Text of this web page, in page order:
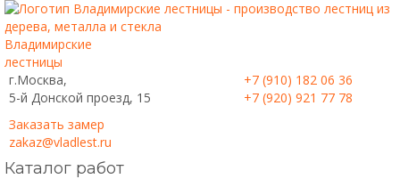
Владимирские
лестницы
г.Москва,
5-й Донской проезд, 15
+7 (910) 182 06 36
+7 (920) 921 77 78
Заказать замер
zakaz@vladlest.ru
Каталог работ